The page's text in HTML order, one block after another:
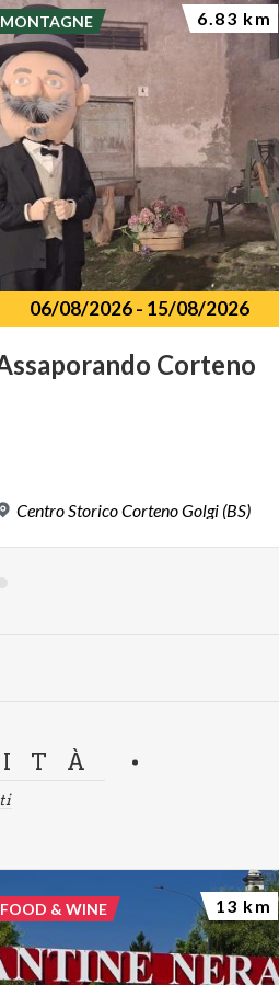
06/08/2026- 15/08/2026
Corteno
CentroStoricoCortenoGolgi (BS)
MONTAGNE 6.83 km
FOOD & WINE 13 km